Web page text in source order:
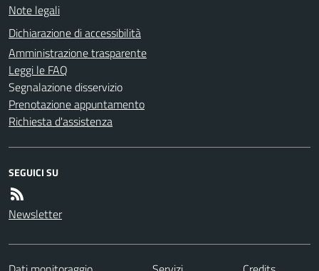
Note legali
Dichiarazione di accessibilità
Amministrazione trasparente
Leggi le FAQ
Segnalazione disservizio
Prenotazione appuntamento
Richiesta d'assistenza
SEGUICI SU
Newsletter